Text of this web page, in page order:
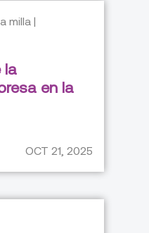
milla |
la
en la
OCT 21, 2025